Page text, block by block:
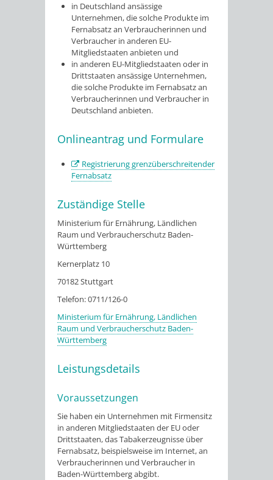
in Deutschland ansässige
Unternehmen, die solche Produkte im
Fernabsatz an Verbraucherinnen und
Verbraucher in anderen EU-
Mitgliedstaaten anbieten und
in anderen EU-Mitgliedstaaten oder in
Drittstaaten ansässige Unternehmen,
die solche Produkte im Fernabsatz an
Verbraucherinnen und Verbraucher in
Deutschland anbieten.
Onlineantrag und Formulare
Registrierung grenzüberschreitender
Fernabsatz
Zuständige Stelle
Ministerium für Ernährung, Ländlichen
Raum und Verbraucherschutz Baden-
Württemberg
Kernerplatz 10
70182 Stuttgart
Telefon: 0711/126-0
Ministerium für Ernährung, Ländlichen
Raum und Verbraucherschutz Baden-
Württemberg
Leistungsdetails
Voraussetzungen
Sie haben ein Unternehmen mit Firmensitz
in anderen Mitgliedstaaten der EU oder
Drittstaaten, das Tabakerzeugnisse über
Fernabsatz, beispielsweise im Internet, an
Verbraucherinnen und Verbraucher in
Baden-Württemberg abgibt.